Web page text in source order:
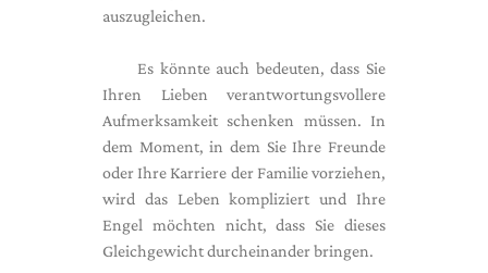
auszugleichen.
Es könnte auch bedeuten, dass Sie
Ihren Lieben verantwortungsvollere
Aufmerksamkeit schenken müssen. In
dem Moment, in dem Sie Ihre Freunde
oder Ihre Karriere der Familie vorziehen,
wird das Leben kompliziert und Ihre
Engel möchten nicht, dass Sie dieses
Gleichgewicht durcheinander bringen.